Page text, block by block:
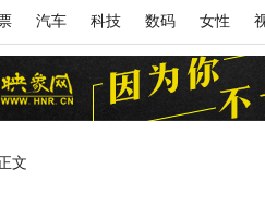
汽车 科技 数码 女性
文